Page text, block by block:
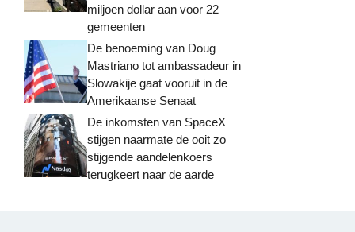
miljoen dollar aan voor 22
gemeenten
De benoeming van Doug
Mastriano tot ambassadeur in
Slowakije gaat vooruit in de
Amerikaanse Senaat
De inkomsten van SpaceX
stijgen naarmate de ooit zo
stijgende aandelenkoers
terugkeert naar de aarde